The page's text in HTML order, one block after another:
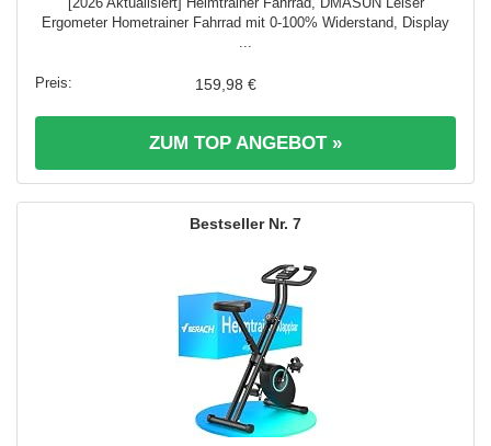
Ergometer Hometrainer Fahrrad mit 0-100% Widerstand, Display
159,98 €
ZUM TOP ANGEBOT »
7